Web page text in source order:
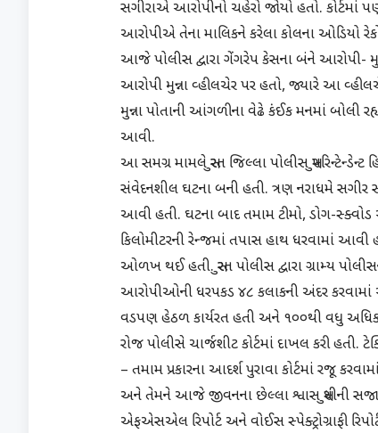
સગીરાએ આરોપીનો ચહેરો જાેયો હતો. કોર્ટમાં
આરોપીએ તેના માલિકને કરેલા કોલના ઓડિયો
આજે પોલીસ દ્વારા ગેંગરેપ કેસના બંને આરોપી-
આરોપી મુન્ના વ્હીલચેર પર હતો, જ્યારે આ
મુન્ના પોતાની આંગળીના વેઢે કંઈક મનમાં બોલી
આવી.
આ સમગ્ર મામલે સુરત જિલ્લા પોલીસ
સંવેદનશીલ ઘટના બની હતી. ત્રણ નરાધમે સગીર
આવી હતી. ઘટના બાદ તમામ ટીમો, ડોગ-
કિલોમીટરની રેન્જમાં તપાસ હાથ ધરવામાં
ઓળખ થઈ હતી. સુરત પોલીસ દ્વારા ગ્રામ્ય
આરોપીઓની ધરપકડ ૪૮ કલાકની અંદર
વડપણ હેઠળ કાર્યરત હતી અને ૧૦૦થી વધુ
રોજ પોલીસે ચાર્જશીટ કોર્ટમાં દાખલ કરી હતી.
– તમામ પ્રકારના આદર્શ પુરાવા કોર્ટમાં રજૂ
અને તેમને આજે જીવનના છેલ્લા શ્વાસ સુધીની
એફએસએલ રિપોર્ટ અને વોઈસ સ્પેક્ટ્રોગ્રાફી